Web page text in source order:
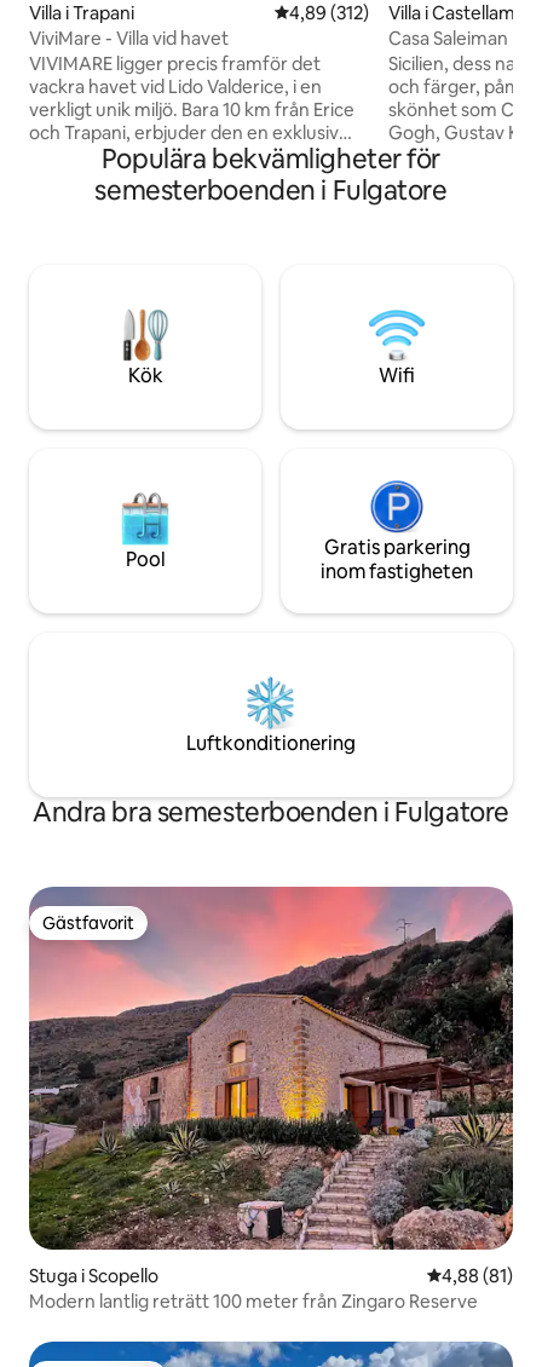
Villa i Trapani 4,89 av 5 i genomsnittligt
4,89 (312)
ViviMare - Villa vid havet
VIVIMARE ligger precis framför det
vackra havet vid Lido Valderice, i en
verkligt unik miljö. Bara 10 km från Erice
och Trapani, erbjuder den en exklusiv
terrass från vilken du kan beundra
romantiska solnedgångar över havet.
Villan är utrustad med alla
välkomnande, fullt av kulturella
upplevelser och välsmakande
gastronomiska stopp. CIR
19081022C212328 Nationell
IT081022C2IB8ZT5E5
Villa i
fo
Casa Saleiman |
Sicilien, dess
och färger,
skönhet som
Gogh, Gustav
sina dukar. Casa
charmen på
utsikt över
och tid, vatten,
det viktigaste
bara.
Populära bekvämligheter för
semesterboenden i Fulgatore
Kök Wifi
Pool
Gratis parkering
inom fastigheten
Luftkonditionering
Andra bra semesterboenden i Fulgatore
Gästfavorit
Gästfavorit
Stuga i Scopello 4,88 av 5 i
4,88 (81)
Modern lantlig reträtt 100 meter från Zingaro Reserve